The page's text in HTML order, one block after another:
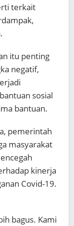
terkait
itu penting
negatif,
sosial
bantuan.
pemerintah
masyarakat
kinerja
Covid-19.
bagus. Kami